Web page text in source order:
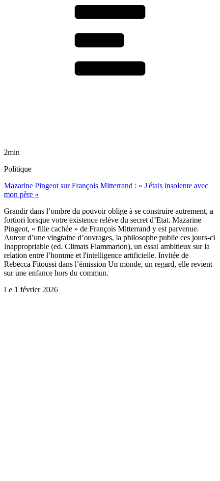
2min
Politique
Mazarine Pingeot sur François Mitterrand : « J'étais insolente avec
mon père »
Grandir dans l’ombre du pouvoir oblige à se construire autrement, a
fortiori lorsque votre existence relève du secret d’Etat. Mazarine
Pingeot, « fille cachée » de François Mitterrand y est parvenue.
Auteur d’une vingtaine d’ouvrages, la philosophe publie ces jours-ci
Inappropriable (ed. Climats Flammarion), un essai ambitieux sur la
relation entre l’homme et l'intelligence artificielle. Invitée de
Rebecca Fitoussi dans l’émission Un monde, un regard, elle revient
sur une enfance hors du commun.
Le 1 février 2026